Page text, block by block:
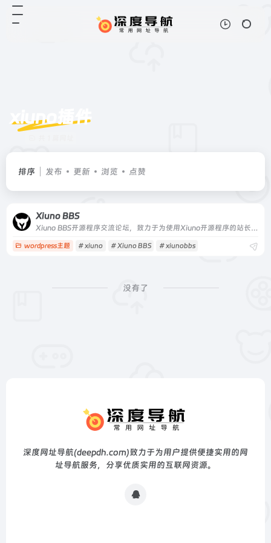
xiuno插件
排序 发布 更新 浏览 点赞
Xiuno BBS
Xiuno BBS开源程序交流论坛，致力于为使用Xiuno开源程序的站长提供海量的Xiuno插件，Xiuno模板，Xiuno使用交流，精准地为各位站长朋友免费提供了大量的资源文件。本站为Xiuno程序爱好者，众位站长，粉丝朋友共同建设的公益性交流论坛。
wordpress主题 # xiuno # Xiuno BBS # xiunobbs
没有了
深度网址导航(deepdh.com)致力于为用户提供便捷实用的网
址导航服务，分享优质实用的互联网资源。